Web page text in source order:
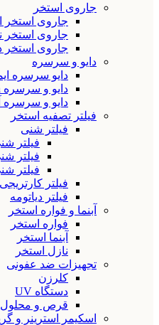
جاروی استخر
جاروی استخر
جاروی استخر
جاروی استخر
دایو و سرسره
دایو سرسره
دایو و سرسره sr smith
دایو و سرسره
فیلتر تصفیه استخر
فیلتر شنی
فیلتر
فیلتر
فیلتر
فیلتر کارتریجی
فیلتر دیاتومه
آبنما و فواره استخر
فواره استخر
آبنما استخر
نازل استخر
تجهیزات ضد عفونی
کلرزن
دستگاه UV
قرص و محلول
اسکیمر استرینر و